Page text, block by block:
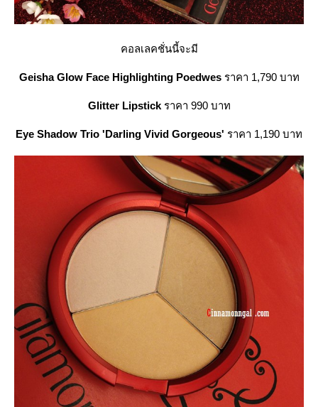
คอลเลคชั่นนี้จะมี
Geisha Glow Face Highlighting Poedwesราคา 1,790 บาท
Glitter Lipstickราคา 990 บาท
Eye Shadow Trio 'Darling Vivid Gorgeous' ราคา 1,190 บาท